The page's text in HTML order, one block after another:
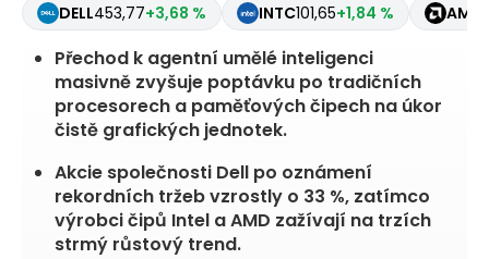
DELL453,77+3,68 % INTC101,65+1,84 % AMD
Přechod k agentní umělé inteligenci
masivně zvyšuje poptávku po tradičních
procesorech a paměťových čipech na úkor
čistě grafických jednotek.
Akcie společnosti Dell po oznámení
rekordních tržeb vzrostly o 33 %, zatímco
výrobci čipů Intel a AMD zažívají na trzích
strmý růstový trend.